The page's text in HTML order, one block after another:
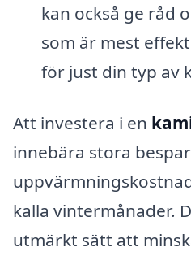
kan också ge råd
som är mest
för just din typ av
Att investera i en
innebära stora
kalla vintermånader.
utmärkt sätt att